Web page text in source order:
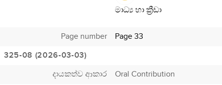
මාධ්‍ය හා ක්‍රීඩා
Page number
Page 33
325-08 (2026-03-03)
දායකත්ව ආකාර
Oral Contribution